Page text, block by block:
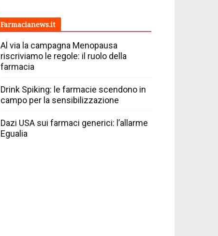
Farmacianews.it
Al via la campagna Menopausa
riscriviamo le regole: il ruolo della
farmacia
Drink Spiking: le farmacie scendono in
campo per la sensibilizzazione
Dazi USA sui farmaci generici: l’allarme
Egualia